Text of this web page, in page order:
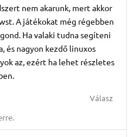
nem akarunk, mert akkor
A játékokat még régebben
Ha valaki tudna segíteni
és nagyon kezdő linuxos
az, ezért ha lehet részletes
Válasz